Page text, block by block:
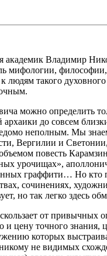
академик Владимир
мифологии,
людям такого
можно определить
архаики до совсем
неполным. Мы
Вергилии и
повесть
урочищах»,
граффити… Но кто
сочинениях,
но так легко здесь
от привычных
и цену точного
которых
не видимых